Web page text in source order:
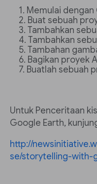
Memulai
Buat sebuah
Tambahkan
Tambahkan
Tambahan
Bagikan proyek
Buatlah sebuah
Untuk Penceritaan
Google Earth,
http://
se/storytelling-with-